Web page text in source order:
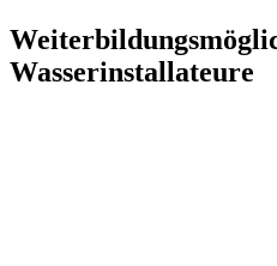
Wasserinstallateure